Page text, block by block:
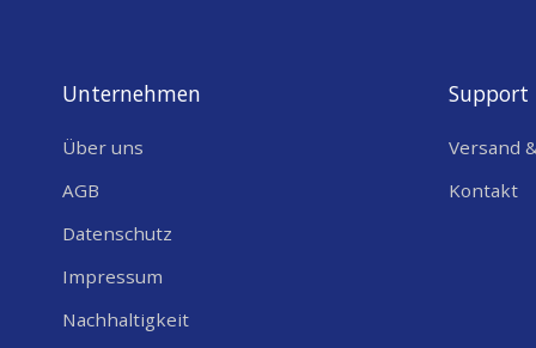
PRODUKTGEWICHT (G)
HEIGHT (MM)
IP CODE / SCHUTZART
HANDELSINFORMATIONEN
Unternehmen
Über uns
AGB
Datenschutz
Impressum
Nachhaltigkeit
Support
Versand
Kontakt